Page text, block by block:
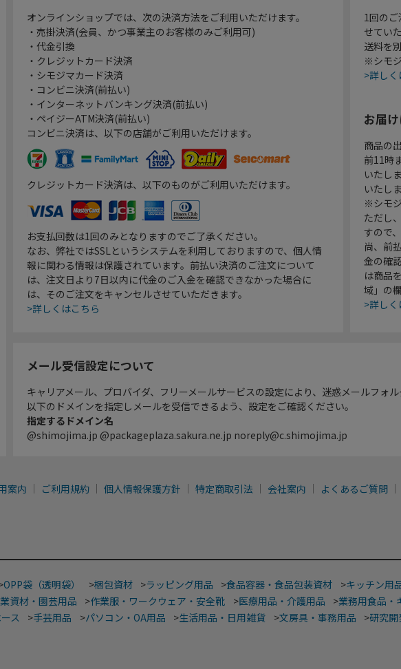
オンラインショップでは、次の決済方法をご利用いただけます。
・売掛決済(会員、かつ事業主のお客様のみご利用可)
・代金引換
・クレジットカード決済
・シモジマカード決済
・コンビニ決済(前払い)
・インターネットバンキング決済(前払い)
・ペイジーATM決済(前払い)
コンビニ決済は、以下の店舗がご利用いただけます。
クレジットカード決済は、以下のものがご利用いただけます。
お支払回数は1回のみとなりますのでご了承ください。
なお、弊社ではSSLというシステムを利用しておりますので、個人情
報に関わる情報は保護されています。前払い決済のご注文について
は、注文日より7日以内に代金のご入金を確認できなかった場合に
は、そのご注文をキャンセルさせていただきます。
>詳しくはこちら
1回の
せてい
送料を
※シモ
>詳しく
お届
商品の
前11時
いたし
いたしま
※シモ
ただし
すので
尚、前
金の確
は商品
域」の
>詳しく
メール受信設定について
キャリアメール、プロバイダ、フリーメールサービスの設定により、迷惑メールフォ
以下のドメインを指定しメールを受信できるよう、設定をご確認ください。
指定するドメイン名
@shimojima.jp @packageplaza.sakura.ne.jp noreply@c.shimojima.jp
案内 ご利用規約 個人情報保護方針 特定商取引法 会社案内 よくあるご質問
OPP袋（透明袋） >梱包資材 >ラッピング用品 >食品容器・食品包装資材 >キッチン用
資材・園芸用品 >作業服・ワークウェア・安全靴 >医療用品・介護用品 >業務用食品・
ス >手芸用品 >パソコン・OA用品 >生活用品・日用雑貨 >文房具・事務用品 >研究開